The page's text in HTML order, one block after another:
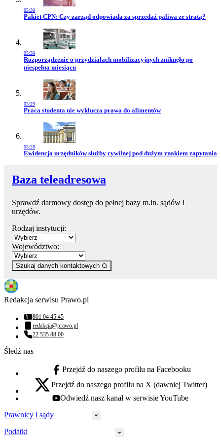
05:30
Przejdź do artykułu:
Pakiet CPN: Czy zarząd odpowiada za sprzedaż paliwa ze stratą?
05:30
Przejdź do artykułu:
Rozporządzenie o przydziałach mobilizacyjnych zniknęło po
niespełna miesiącu
05:29
Przejdź do artykułu:
Praca studenta nie wyklucza prawa do alimentów
05:28
Przejdź do artykułu:
Ewidencja urzędników służby cywilnej pod dużym znakiem zapytania
Baza teleadresowa
Sprawdź darmowy dostęp do pełnej bazy m.in. sądów i
urzędów.
Rodzaj instytucji:
Województwo:
Szukaj danych kontaktowych
Redakcja serwisu Prawo.pl
Numer telefonu:
801 04 45 45
Adres email:
redakcja@prawo.pl
Numer telefonu:
22 535 88 00
Śledź nas
facebook - otwiera się w nowej karcie
Przejdź do naszego profilu na Facebooku
x - otwiera się w nowej karcie
Przejdź do naszego profilu na X (dawniej Twitter)
youtube - otwiera się w nowej karcie
Odwiedź nasz kanał w serwisie YouTube
Prawnicy i sądy
Podatki